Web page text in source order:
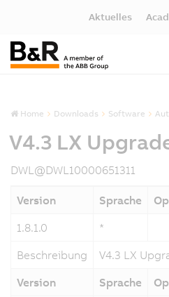
Aktuelles
Home Downloads Software
V4.3 LX
DWL@DWL10000651311
Version Sprache
1.8.1.0
*
Beschreibung
V4.3 LX
Version
Sprache